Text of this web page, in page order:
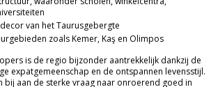
van het Taurusgebergte
zoals Kemer, Kaş en Olimpos
is de regio bijzonder aantrekkelijk dankzij de
expatgemeenschap en de ontspannen levensstijl.
bij aan de sterke vraag naar onroerend goed in